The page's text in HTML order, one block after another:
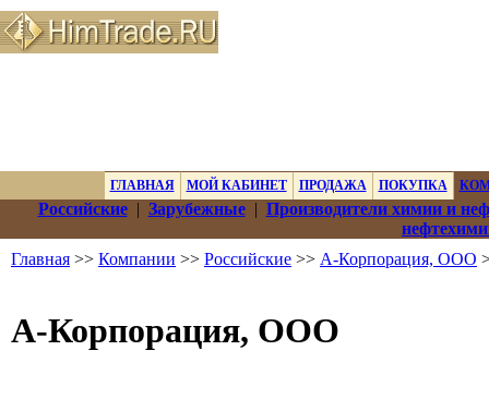
ГЛАВНАЯ МОЙ КАБИНЕТ ПРОДАЖА ПОКУПКА
Российские| Зарубежные| Производители химии и
Главная >> Компании >> Российские >> А-Корпорация, ООО
А-Корпорация, ООО